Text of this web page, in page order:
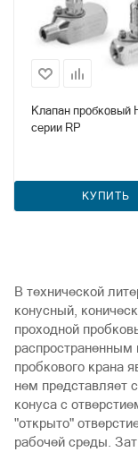
Клапан пробковый
серии RP
КУПИТЬ
В технической
конусный,
проходной
пробкового крана
нем представляет
конуса с
"открыто"
рабочей среды.